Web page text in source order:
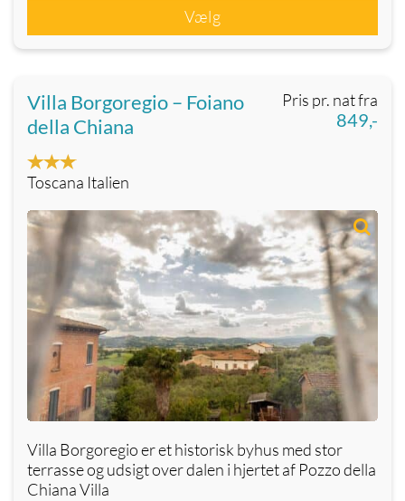
Vælg
Pris pr. nat fra
849,-
Villa Borgoregio – Foiano
della Chiana
Toscana Italien
Villa Borgoregio er et historisk byhus med stor
terrasse og udsigt over dalen i hjertet af Pozzo della
Chiana Villa